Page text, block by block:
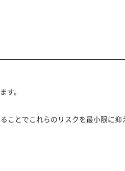
す。
とでこれらのリスクを最小限に抑